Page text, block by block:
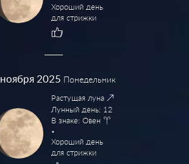
Хороший день
для стрижки
ноября 2025 Понедельник
Растущая луна
Лунный день: 12
В знаке: Овен
Хороший день
для стрижки